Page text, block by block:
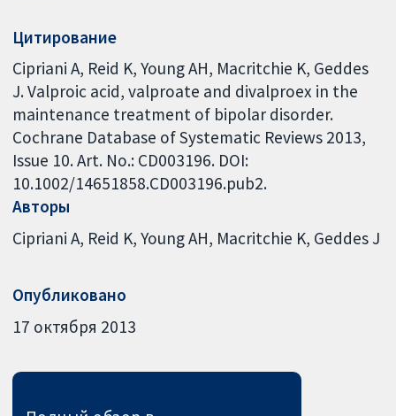
Цитирование
Cipriani A, Reid K, Young AH, Macritchie K, Geddes
J. Valproic acid, valproate and divalproex in the
maintenance treatment of bipolar disorder.
Cochrane Database of Systematic Reviews 2013,
Issue 10. Art. No.: CD003196. DOI:
10.1002/14651858.CD003196.pub2.
Авторы
Cipriani A Reid K Young AH Macritchie K Geddes J
Опубликовано
17 октября 2013